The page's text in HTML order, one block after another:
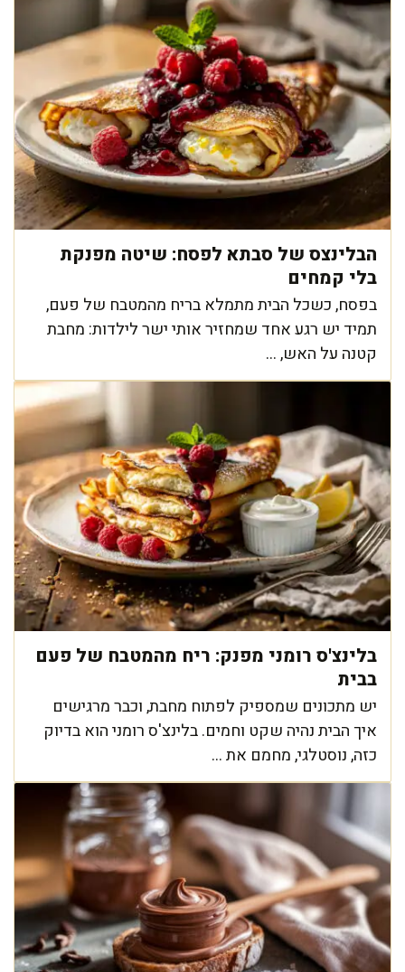
הבלינצס של סבתא לפסח: שיטה מפנקת
בלי קמחים
בפסח, כשכל הבית מתמלא בריח מהמטבח של פעם,
תמיד יש רגע אחד שמחזיר אותי ישר לילדות: מחבת
קטנה על האש, ...
בלינצ'ס רומני מפנק: ריח מהמטבח של פעם
בבית
יש מתכונים שמספיק לפתוח מחבת, וכבר מרגישים
איך הבית נהיה שקט וחמים. בלינצ'ס רומני הוא בדיוק
כזה, נוסטלגי, מחמם את ...